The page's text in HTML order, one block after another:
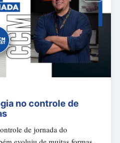
no controle de
de jornada do